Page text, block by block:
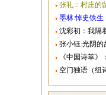
张礼：村庄的
墨林:悼史铁生
沈彩初：我隔
张小钰:光阴的
《中国诗萃》
空门独语（组